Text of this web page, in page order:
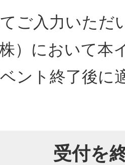
ご入力いただ
）において本
ント終了後に
受付を